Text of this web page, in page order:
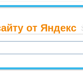
от Яндекс